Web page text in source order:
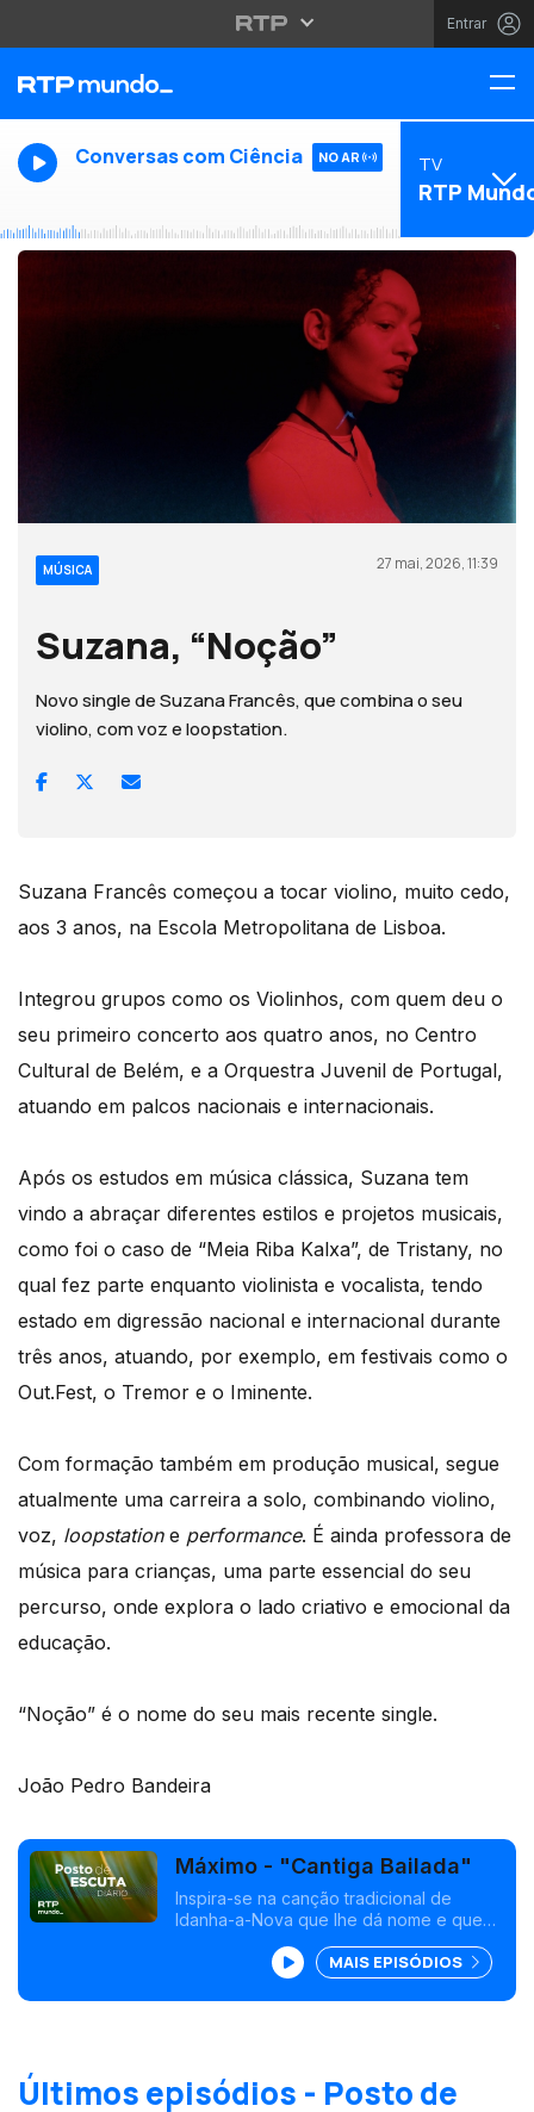
Entrar
Conversas com Ciência NO AR TV
RTP
MÚSICA 27 mai, 2026, 11:39
Suzana, “Noção”
Novo single de Suzana Francês, que combina o seu
violino, com voz e loopstation.
Suzana Francês começou a tocar violino, muito cedo,
aos 3 anos, na Escola Metropolitana de Lisboa.
Integrou grupos como os Violinhos, com quem deu o
seu primeiro concerto aos quatro anos, no Centro
Cultural de Belém, e a Orquestra Juvenil de Portugal,
atuando em palcos nacionais e internacionais.
Após os estudos em música clássica, Suzana tem
vindo a abraçar diferentes estilos e projetos musicais,
como foi o caso de “Meia Riba Kalxa”, de Tristany, no
qual fez parte enquanto violinista e vocalista, tendo
estado em digressão nacional e internacional durante
três anos, atuando, por exemplo, em festivais como o
Out.Fest, o Tremor e o Iminente.
Com formação também em produção musical, segue
atualmente uma carreira a solo, combinando violino,
voz, loopstatione performance. É ainda professora de
música para crianças, uma parte essencial do seu
percurso, onde explora o lado criativo e emocional da
educação.
“Noção” é o nome do seu mais recente single.
João Pedro Bandeira
Máximo - "Cantiga Bailada"
Inspira-se na canção tradicional de
Idanha-a-Nova que lhe dá nome e que
MAIS EPISÓDIOS
Últimos episódios - Posto de